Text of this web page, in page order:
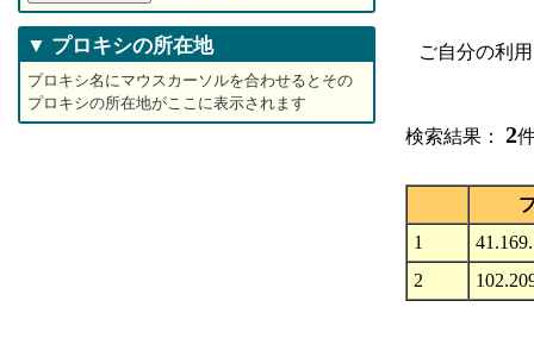
▼ プロキシの所在地
プロキシ名にマウスカーソルを合わせるとその
プロキシの所在地がここに表示されます
ご自分の利
検索結果： 2
1
2